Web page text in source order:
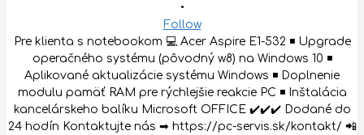
•
Follow
Pre klienta s notebookom 💻 Acer Aspire E1-532 ◾️ Upgrade
operačného systému (pôvodný w8) na Windows 10 ◾️
Aplikované aktualizácie systému Windows ◾️ Doplnenie
modulu pamäť RAM pre rýchlejšie reakcie PC ◾️ Inštalácia
kancelárskeho balíku Microsoft OFFICE ✔️✔️✔️ Dodané do
24 hodín Kontaktujte nás ➡ https://pc-servis.sk/kontakt/ 📲